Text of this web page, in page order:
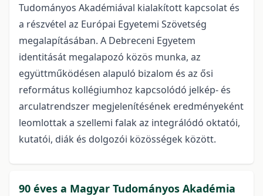
Tudományos Akadémiával kialakított kapcsolat és
a részvétel az Európai Egyetemi Szövetség
megalapításában. A Debreceni Egyetem
identitását megalapozó közös munka, az
együttműködésen alapuló bizalom és az ősi
református kollégiumhoz kapcsolódó jelkép- és
arculatrendszer megjelenítésének eredményeként
leomlottak a szellemi falak az integrálódó oktatói,
kutatói, diák és dolgozói közösségek között.
90 éves a Magyar Tudományos Akadémia